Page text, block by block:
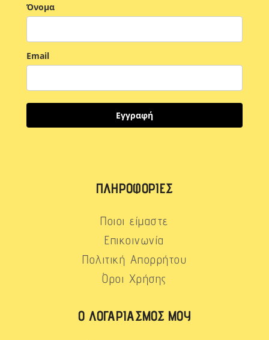
Όνομα
Email
Εγγραφή
ΠΛΗΡΟΦΟΡΊΕΣ
Ποιοι είμαστε
Επικοινωνία
Πολιτική Απορρήτου
Όροι Χρήσης
Ο ΛΟΓΑΡΙΑΣΜΌΣ ΜΟΥ